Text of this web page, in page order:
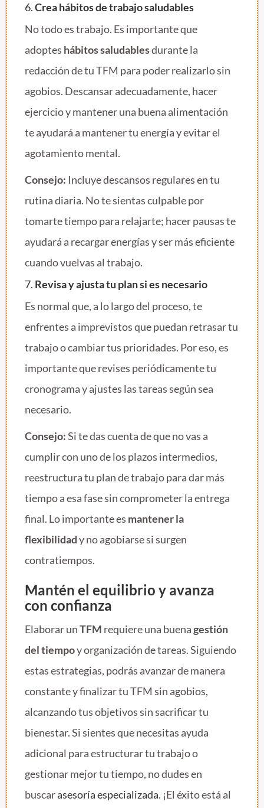
6.Crea hábitos de trabajo saludables
No todo es trabajo. Es importante que
adoptes hábitos saludablesdurante la
redacción de tu TFM para poder realizarlo sin
agobios. Descansar adecuadamente, hacer
ejercicio y mantener una buena alimentación
te ayudará a mantener tu energía y evitar el
agotamiento mental.
Consejo: Incluye descansos regulares en tu
rutina diaria. No te sientas culpable por
tomarte tiempo para relajarte; hacer pausas te
ayudará a recargar energías y ser más eficiente
cuando vuelvas al trabajo.
7. Revisa y ajusta tu plan si es necesario
Es normal que, a lo largo del proceso, te
enfrentes a imprevistos que puedan retrasar tu
trabajo o cambiar tus prioridades. Por eso, es
importante que revises periódicamente tu
cronograma y ajustes las tareas según sea
necesario.
Consejo:Si te das cuenta de que no vas a
cumplir con uno de los plazos intermedios,
reestructura tu plan de trabajo para dar más
tiempo a esa fase sin comprometer la entrega
final. Lo importante es mantener la
flexibilidady no agobiarse si surgen
contratiempos.
Mantén el equilibrio y avanza
con confianza
Elaborar unTFM requiere una buenagestión
del tiempoy organización de tareas. Siguiendo
estas estrategias, podrás avanzar de manera
constante y finalizar tu TFM sin agobios,
alcanzando tus objetivos sin sacrificar tu
bienestar. Si sientes que necesitas ayuda
adicional para estructurar tu trabajo o
gestionar mejor tu tiempo, no dudes en
buscarasesoría especializada. ¡El éxito está al